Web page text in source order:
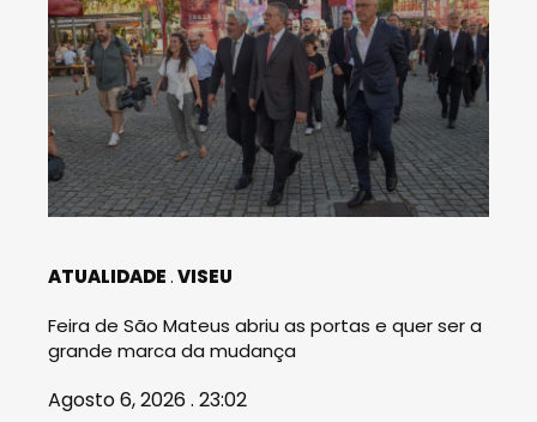
ATUALIDADE VISEU
Feira de São Mateus abriu as portas e quer ser a
grande marca da mudança
Agosto 6, 2026 . 23:02